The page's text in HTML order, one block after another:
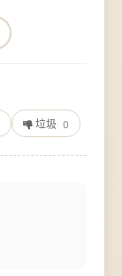
垃圾 0